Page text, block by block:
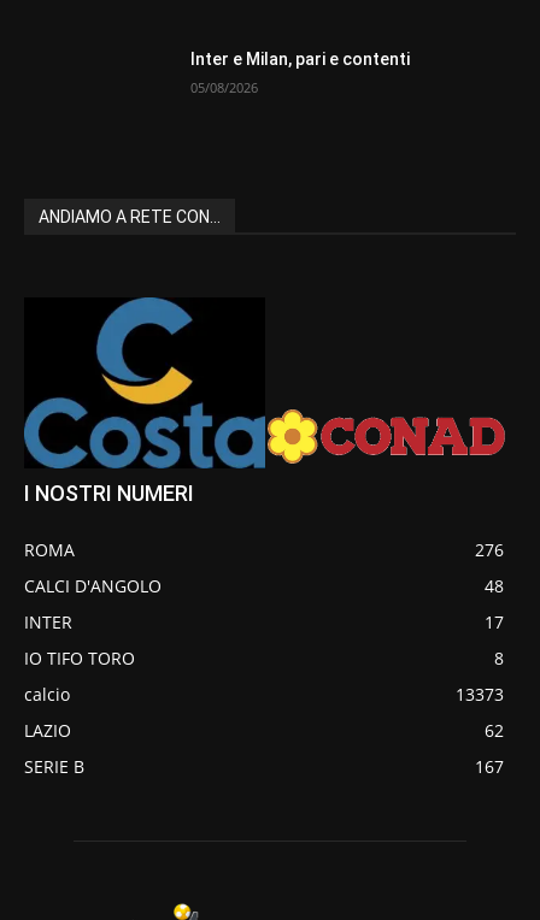
Inter e Milan, pari e contenti
05/08/2026
ANDIAMO A RETE CON...
I NOSTRI NUMERI
ROMA
276
CALCI D'ANGOLO
48
INTER
17
IO TIFO TORO
8
calcio
13373
LAZIO
62
SERIE B
167